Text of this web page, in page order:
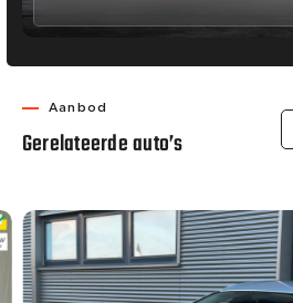
Aanbod
Gerelateerde auto’s